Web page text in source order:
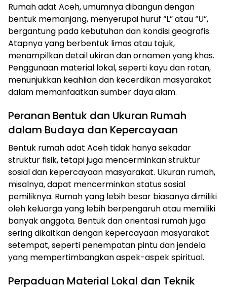
Rumah adat Aceh, umumnya dibangun dengan
bentuk memanjang, menyerupai huruf “L” atau “U”,
bergantung pada kebutuhan dan kondisi geografis.
Atapnya yang berbentuk limas atau tajuk,
menampilkan detail ukiran dan ornamen yang khas.
Penggunaan material lokal, seperti kayu dan rotan,
menunjukkan keahlian dan kecerdikan masyarakat
dalam memanfaatkan sumber daya alam.
Peranan Bentuk dan Ukuran Rumah
dalam Budaya dan Kepercayaan
Bentuk rumah adat Aceh tidak hanya sekadar
struktur fisik, tetapi juga mencerminkan struktur
sosial dan kepercayaan masyarakat. Ukuran rumah,
misalnya, dapat mencerminkan status sosial
pemiliknya. Rumah yang lebih besar biasanya dimiliki
oleh keluarga yang lebih berpengaruh atau memiliki
banyak anggota. Bentuk dan orientasi rumah juga
sering dikaitkan dengan kepercayaan masyarakat
setempat, seperti penempatan pintu dan jendela
yang mempertimbangkan aspek-aspek spiritual.
Perpaduan Material Lokal dan Teknik